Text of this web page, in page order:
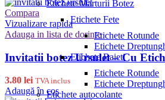
Etichete Marturii Botez
Etichete Fete
Etichete Rotunde
Etichete
Etichete Baieti
Etichete Rotunde
Etichete
Etichete autocolante
Compara
Vizualizare rapida
Adauga in lista de dorinte
Invitatii botez Ursulet – Cu
3.80 lei TVA inclus
Adaugă în coș